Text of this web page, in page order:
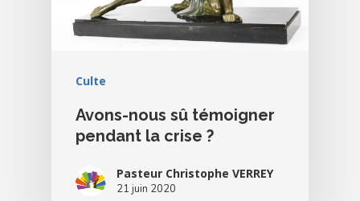
Culte
Avons-nous sû témoigner
pendant la crise ?
Pasteur Christophe VERREY
21 juin 2020